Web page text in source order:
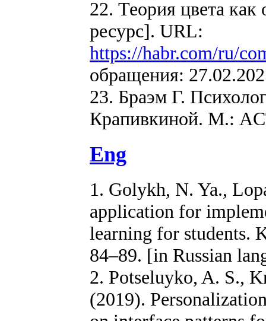
22. Теория цвета
ресурс]. URL:
https://habr.com/ru/
обращения:
23. Браэм Г.
Крапивкиной. М.:
Eng
1. Golykh, N. Ya.,
application for
learning for students.
84–89. [in Russian
2. Potseluyko, A. S.,
(2019).